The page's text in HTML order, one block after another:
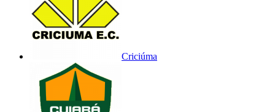
Criciúma